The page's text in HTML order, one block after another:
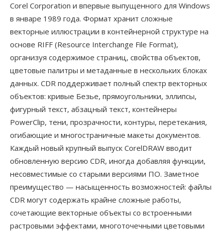
Corel Corporation и впервые выпущенного для Windows
в январе 1989 года. Формат хранит сложные
векторные иллюстрации в контейнерной структуре на
основе RIFF (Resource Interchange File Format),
организуя содержимое страниц, свойства объектов,
цветовые палитры и метаданные в нескольких блоках
данных. CDR поддерживает полный спектр векторных
объектов: кривые Безье, прямоугольники, эллипсы,
фигурный текст, абзацный текст, контейнеры
PowerClip, тени, прозрачности, контуры, перетекания,
огибающие и многостраничные макеты документов.
Каждый новый крупный выпуск CorelDRAW вводит
обновленную версию CDR, иногда добавляя функции,
несовместимые со старыми версиями ПО. Заметное
преимущество — насыщенность возможностей: файлы
CDR могут содержать крайне сложные работы,
сочетающие векторные объекты со встроенными
растровыми эффектами, многоточечными цветовыми